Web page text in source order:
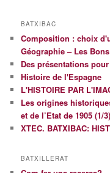
BATXIBAC
Composition : choix
Géographie – Les
Des présentations
Histoire de l'Espagne
L'HISTOIRE PAR
Les origines
et de l’Etat de 1905 (1/3)
XTEC. BATXIBAC:
BATXILLERAT